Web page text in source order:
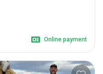
Online payment